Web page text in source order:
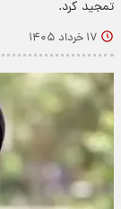
تمجید کرد.
۱۷ خرداد ۱۴۰۵